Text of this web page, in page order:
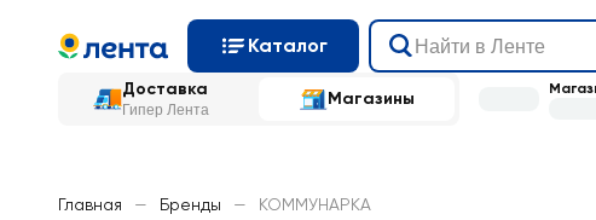
Каталог
Доставка
Гипер Лента
Магазины
Главная — Бренды — КОММУНАРКА